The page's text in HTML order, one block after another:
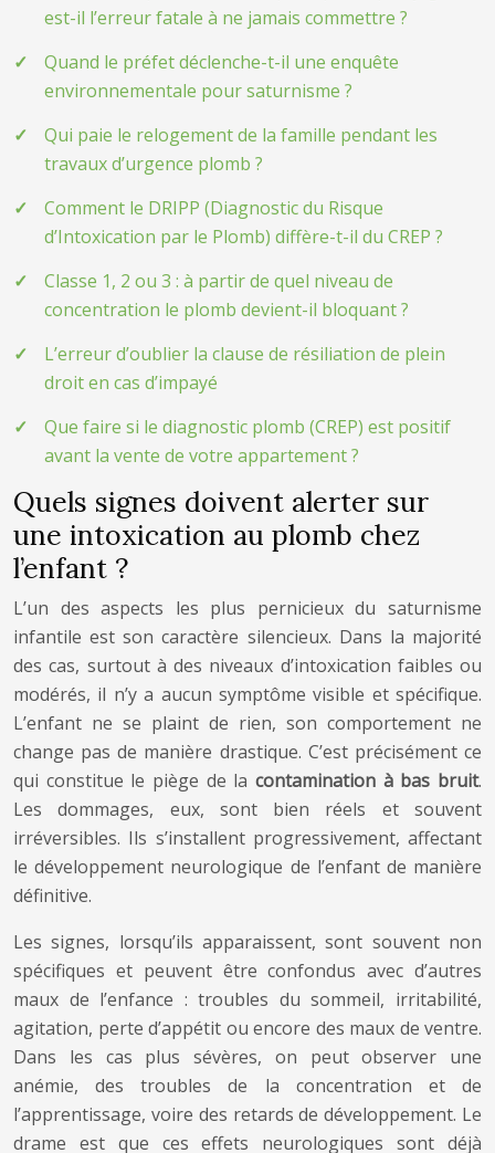
est-il l’erreur fatale à ne jamais commettre ?
Quand le préfet déclenche-t-il une enquête
environnementale pour saturnisme ?
Qui paie le relogement de la famille pendant les
travaux d’urgence plomb ?
Comment le DRIPP (Diagnostic du Risque
d’Intoxication par le Plomb) diffère-t-il du CREP ?
Classe 1, 2 ou 3 : à partir de quel niveau de
concentration le plomb devient-il bloquant ?
L’erreur d’oublier la clause de résiliation de plein
droit en cas d’impayé
Que faire si le diagnostic plomb (CREP) est positif
avant la vente de votre appartement ?
Quels signes doivent alerter sur
une intoxication au plomb chez
l’enfant ?
L’un des aspects les plus pernicieux du saturnisme
infantile est son caractère silencieux. Dans la majorité
des cas, surtout à des niveaux d’intoxication faibles ou
modérés, il n’y a aucun symptôme visible et spécifique.
L’enfant ne se plaint de rien, son comportement ne
change pas de manière drastique. C’est précisément ce
qui constitue le piège de la contamination à bas bruit.
Les dommages, eux, sont bien réels et souvent
irréversibles. Ils s’installent progressivement, affectant
le développement neurologique de l’enfant de manière
définitive.
Les signes, lorsqu’ils apparaissent, sont souvent non
spécifiques et peuvent être confondus avec d’autres
maux de l’enfance : troubles du sommeil, irritabilité,
agitation, perte d’appétit ou encore des maux de ventre.
Dans les cas plus sévères, on peut observer une
anémie, des troubles de la concentration et de
l’apprentissage, voire des retards de développement. Le
drame est que ces effets neurologiques sont déjà